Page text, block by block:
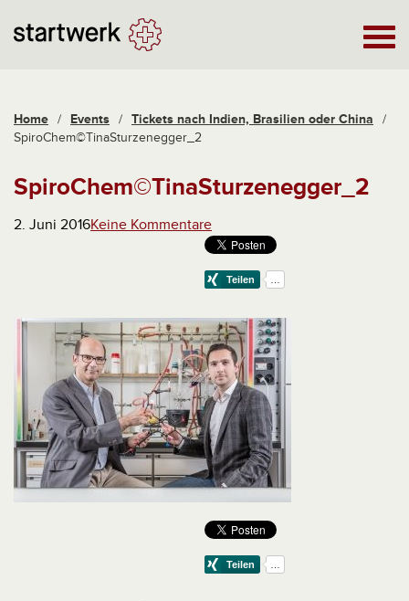
Home / Events / Tickets nach Indien, Brasilien oder China
/
SpiroChem©TinaSturzenegger_2
SpiroChem©TinaSturzenegger_2
2. Juni 2016Keine Kommentare